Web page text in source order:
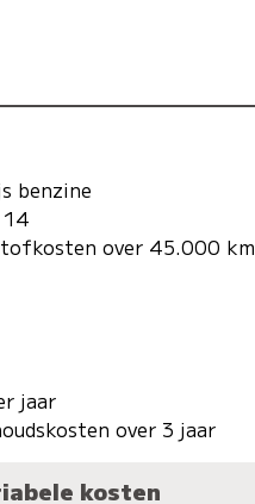
benzine
over 45.000 km
jaar
over 3 jaar
kosten